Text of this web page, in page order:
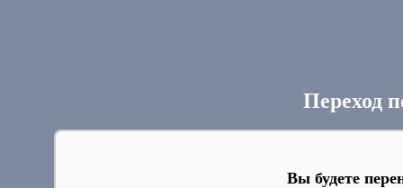
Переход
Вы будете